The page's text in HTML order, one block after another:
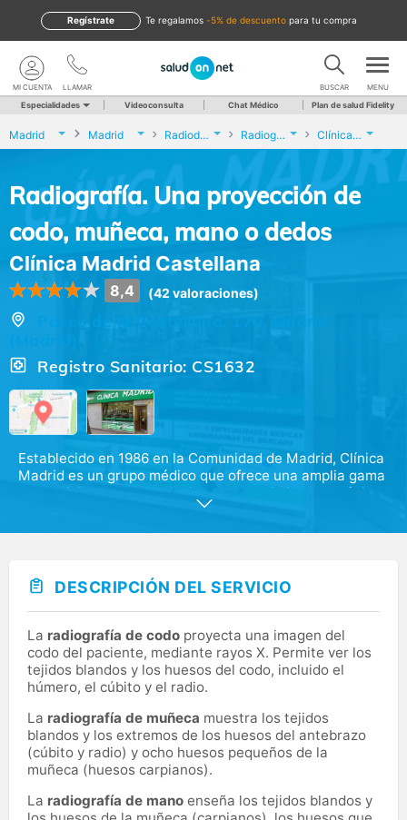
te regalamos -5% de descuento para tu compra
Regístrate
LLAMAR
MI CUENTA BUSCAR MENU
Especialidades Videoconsulta Chat Médico Plan de salud Fidelity
Madrid Madrid Radiodiagnóstico Radiografía. Una proyección de codo, muñeca, mano o dedos Clínica Madrid Castellana
Radiografía. Una proyección de
codo, muñeca, mano o dedos
Clínica Madrid Castellana
8,4 (42 valoraciones)
Paseo de la Castellana, 170, Madrid
Registro Sanitario: CS1632
Establecido en 1986 en la Comunidad de Madrid, Clínica
Madrid es un grupo médico que ofrece una amplia gama
de servicios para las principales especialidades médicas
y pruebas diagnósticas. Destacamos por nuestra
médico posible a quienes ponen su confianza en
nosotros, garantizando un trato cercano y único para
cada paciente.
La Clínica Madrid Castellana, una moderna clínica
situada en una de las zonas más prestigiosas de
Madrid, está equipada con la tecnología más avanzada.
Nos dedicamos a mejorar constantemente nuestros
servicios para ofrecer a los pacientes una atención
sanitaria excepcional y un trato humano de calidad.
Contamos con el mejor cuadro médico para cada una de
cartera de servicios para atender todas las necesidades
DESCRIPCIÓN DEL SERVICIO
La radiografía de codo proyecta una imagen del
codo del paciente, mediante rayos X. Permite ver los
tejidos blandos y los huesos del codo, incluido el
húmero, el cúbito y el radio.
La radiografía de muñeca muestra los tejidos
blandos y los extremos de los huesos del antebrazo
(cúbito y radio) y ocho huesos pequeños de la
muñeca (huesos carpianos).
La radiografía de mano enseña los tejidos blandos y